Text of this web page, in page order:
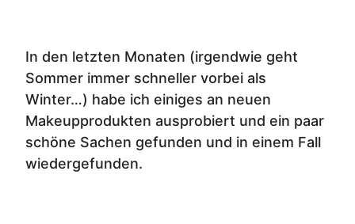
In den letzten Monaten (irgendwie geht
Sommer immer schneller vorbei als
Winter…) habe ich einiges an neuen
Makeupprodukten ausprobiert und ein paar
schöne Sachen gefunden und in einem Fall
wiedergefunden.